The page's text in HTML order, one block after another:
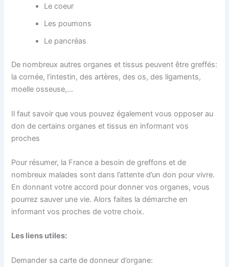
Le coeur
Les poumons
Le pancréas
De nombreux autres organes et tissus peuvent être greffés:
la cornée, l’intestin, des artères, des os, des ligaments,
moelle osseuse,…
Il faut savoir que vous pouvez également vous opposer au
don de certains organes et tissus en informant vos
proches
Pour résumer, la France a besoin de greffons et de
nombreux malades sont dans l’attente d’un don pour vivre.
En donnant votre accord pour donner vos organes, vous
pourrez sauver une vie. Alors faites la démarche en
informant vos proches de votre choix.
Les liens utiles:
Demander sa carte de donneur d’organe: